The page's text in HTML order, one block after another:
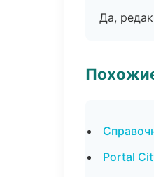
Да,
Portal